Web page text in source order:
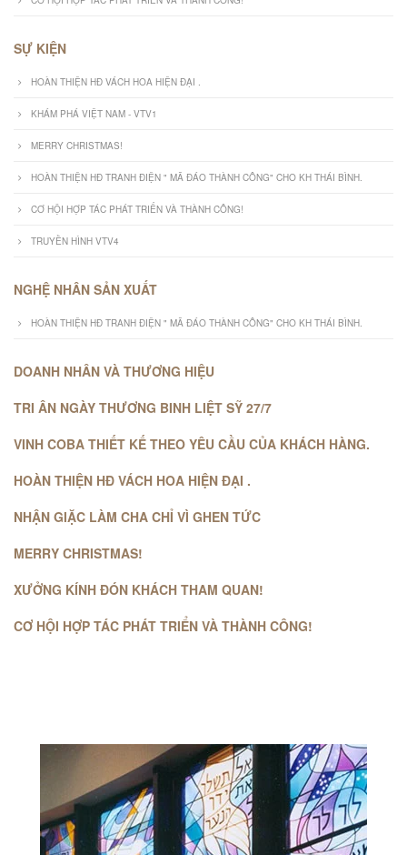
SỰ KIỆN
HOÀN THIỆN HĐ VÁCH HOA HIỆN ĐẠI .
KHÁM PHÁ VIỆT NAM - VTV1
MERRY CHRISTMAS!
HOÀN THIỆN HĐ TRANH ĐIỆN " MÃ ĐÁO THÀNH CÔNG" CHO KH THÁI BÌNH.
CƠ HỘI HỢP TÁC PHÁT TRIỂN VÀ THÀNH CÔNG!
TRUYỀN HÌNH VTV4
NGHỆ NHÂN SẢN XUẤT
HOÀN THIỆN HĐ TRANH ĐIỆN " MÃ ĐÁO THÀNH CÔNG" CHO KH THÁI BÌNH.
DOANH NHÂN VÀ THƯƠNG HIỆU
TRI ÂN NGÀY THƯƠNG BINH LIỆT SỸ 27/7
VINH COBA THIẾT KẾ THEO YÊU CẦU CỦA KHÁCH HÀNG.
HOÀN THIỆN HĐ VÁCH HOA HIỆN ĐẠI .
NHẬN GIẶC LÀM CHA CHỈ VÌ GHEN TỨC
MERRY CHRISTMAS!
XƯỞNG KÍNH ĐÓN KHÁCH THAM QUAN!
CƠ HỘI HỢP TÁC PHÁT TRIỂN VÀ THÀNH CÔNG!